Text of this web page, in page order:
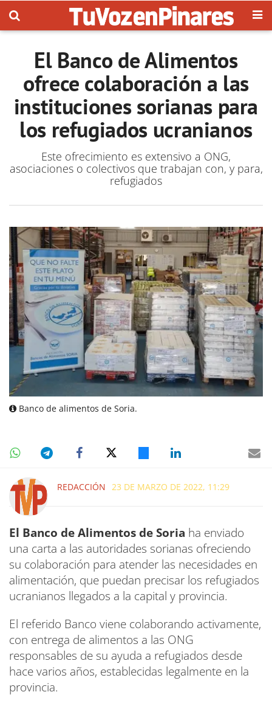
El Banco de Alimentos
ofrece colaboración a las
instituciones sorianas para
los refugiados ucranianos
Este ofrecimiento es extensivo a ONG,
asociaciones o colectivos que trabajan con, y para,
refugiados
Banco de alimentos de Soria.
REDACCIÓN 23 DE MARZO DE 2022, 11:29
El Banco de Alimentos de Soria ha enviado
una carta a las autoridades sorianas ofreciendo
su colaboración para atender las necesidades en
alimentación, que puedan precisar los refugiados
ucranianos llegados a la capital y provincia.
El referido Banco viene colaborando activamente,
con entrega de alimentos a las ONG
responsables de su ayuda a refugiados desde
hace varios años, establecidas legalmente en la
provincia.